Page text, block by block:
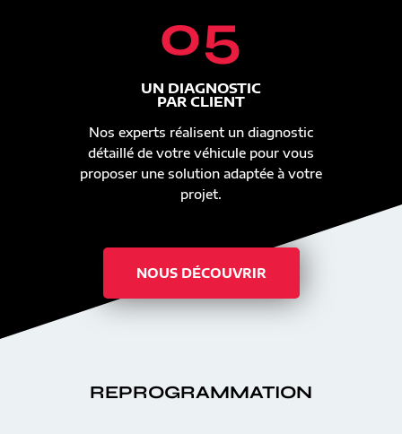
05
UN DIAGNOSTIC
PAR CLIENT
Nos experts réalisent un diagnostic
détaillé de votre véhicule pour vous
proposer une solution adaptée à votre
projet.
NOUS DÉCOUVRIR
REPROGRAMMATION